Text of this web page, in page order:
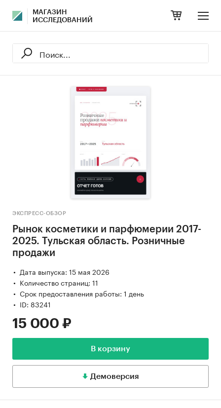
МАГАЗИН
ИССЛЕДОВАНИЙ
ЭКСПРЕСС-ОБЗОР
Рынок косметики и парфюмерии 2017-
2025. Тульская область. Розничные
продажи
Дата выпуска: 15 мая 2026
Количество страниц: 11
Срок предоставления работы: 1 день
ID: 83241
15 000 ₽
В корзину
Демоверсия